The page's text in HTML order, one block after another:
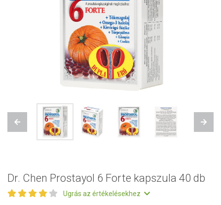
Previous Next
Dr. Chen Prostayol 6 Forte kapszula 40 db
Ugrás az értékelésekhez